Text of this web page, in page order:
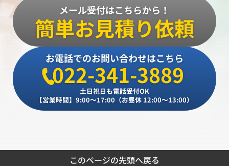
メール受付はこちらから！
簡単お見積り依頼
お電話でのお問い合わせはこちら
022-341-3889
土日祝日も電話受付OK
【営業時間】9:00～17:00（お昼休 12:00～13:00）
このページの先頭へ戻る